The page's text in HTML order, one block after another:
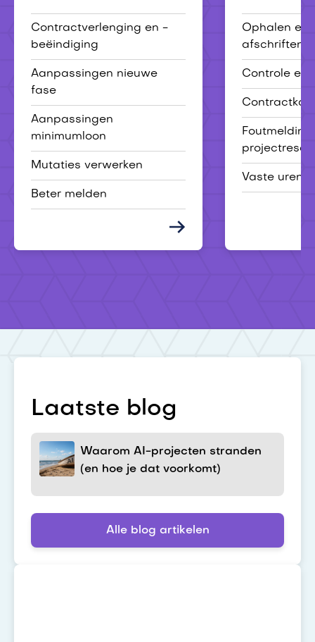
Contractverlenging en -
beëindiging
Aanpassingen nieuwe
fase
Aanpassingen
minimumloon
Mutaties verwerken
Beter melden
Ophalen en
afschriften
Controle
Foutmelding
Vaste uren
Laatste blog
Waarom AI-projecten stranden
(en hoe je dat voorkomt)
Alle blog artikelen